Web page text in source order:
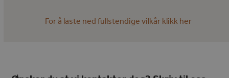
For å laste ned fullstendige vilkår klikk her